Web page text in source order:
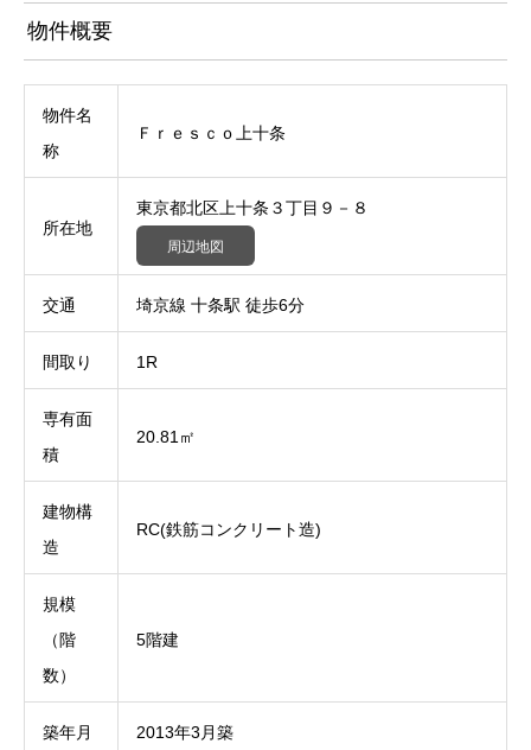
物件概要
物件名
称
Ｆｒｅｓｃｏ上十条
所在地
東京都北区上十条３丁目９－８
周辺地図
交通 埼京線 十条駅 徒歩6分
間取り 1R
専有面
積
20.81㎡
建物構
造
RC(鉄筋コンクリート造)
規模
（階
数）
5階建
築年月 2013年3月築